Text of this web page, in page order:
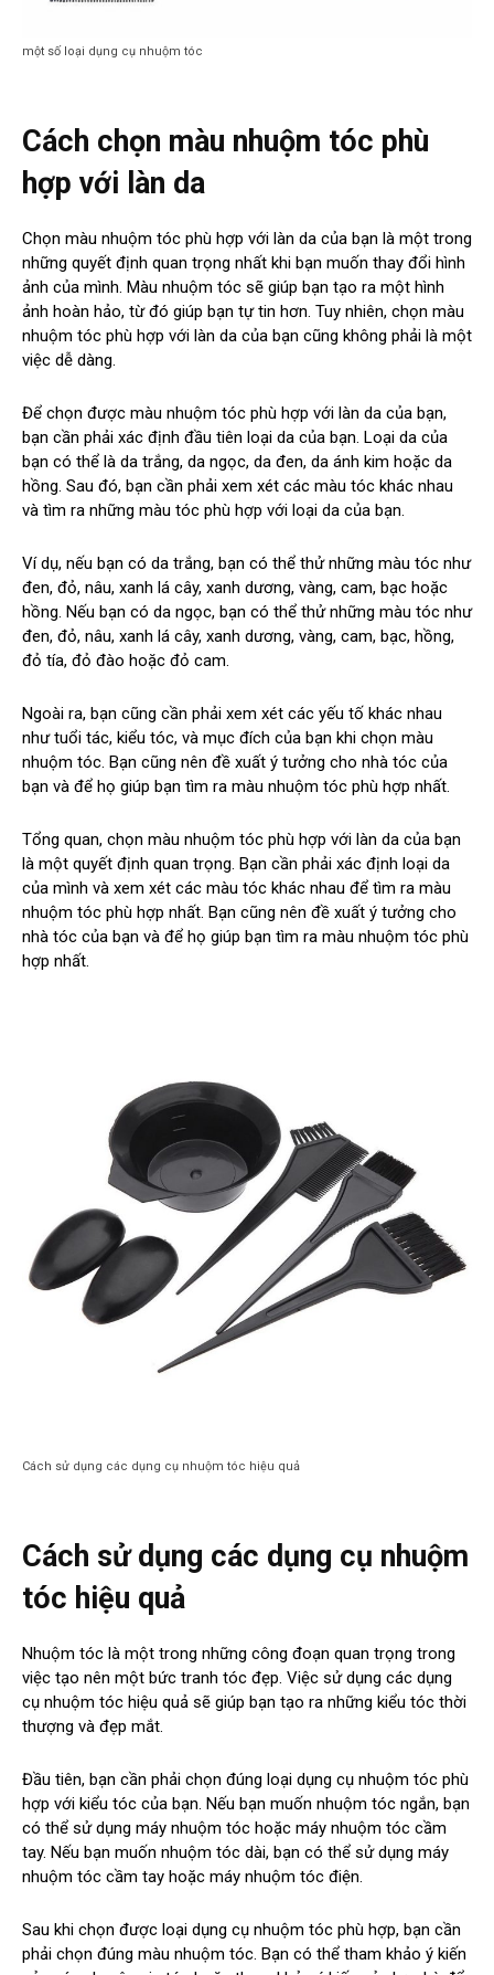
một số loại dụng cụ nhuộm tóc
Cách chọn màu nhuộm tóc phù
hợp với làn da
Chọn màu nhuộm tóc phù hợp với làn da của bạn là một trong
những quyết định quan trọng nhất khi bạn muốn thay đổi hình
ảnh của mình. Màu nhuộm tóc sẽ giúp bạn tạo ra một hình
ảnh hoàn hảo, từ đó giúp bạn tự tin hơn. Tuy nhiên, chọn màu
nhuộm tóc phù hợp với làn da của bạn cũng không phải là một
việc dễ dàng.
Để chọn được màu nhuộm tóc phù hợp với làn da của bạn,
bạn cần phải xác định đầu tiên loại da của bạn. Loại da của
bạn có thể là da trắng, da ngọc, da đen, da ánh kim hoặc da
hồng. Sau đó, bạn cần phải xem xét các màu tóc khác nhau
và tìm ra những màu tóc phù hợp với loại da của bạn.
Ví dụ, nếu bạn có da trắng, bạn có thể thử những màu tóc như
đen, đỏ, nâu, xanh lá cây, xanh dương, vàng, cam, bạc hoặc
hồng. Nếu bạn có da ngọc, bạn có thể thử những màu tóc như
đen, đỏ, nâu, xanh lá cây, xanh dương, vàng, cam, bạc, hồng,
đỏ tía, đỏ đào hoặc đỏ cam.
Ngoài ra, bạn cũng cần phải xem xét các yếu tố khác nhau
như tuổi tác, kiểu tóc, và mục đích của bạn khi chọn màu
nhuộm tóc. Bạn cũng nên đề xuất ý tưởng cho nhà tóc của
bạn và để họ giúp bạn tìm ra màu nhuộm tóc phù hợp nhất.
Tổng quan, chọn màu nhuộm tóc phù hợp với làn da của bạn
là một quyết định quan trọng. Bạn cần phải xác định loại da
của mình và xem xét các màu tóc khác nhau để tìm ra màu
nhuộm tóc phù hợp nhất. Bạn cũng nên đề xuất ý tưởng cho
nhà tóc của bạn và để họ giúp bạn tìm ra màu nhuộm tóc phù
hợp nhất.
Cách sử dụng các dụng cụ nhuộm tóc hiệu quả
Cách sử dụng các dụng cụ nhuộm
tóc hiệu quả
Nhuộm tóc là một trong những công đoạn quan trọng trong
việc tạo nên một bức tranh tóc đẹp. Việc sử dụng các dụng
cụ nhuộm tóc hiệu quả sẽ giúp bạn tạo ra những kiểu tóc thời
thượng và đẹp mắt.
Đầu tiên, bạn cần phải chọn đúng loại dụng cụ nhuộm tóc phù
hợp với kiểu tóc của bạn. Nếu bạn muốn nhuộm tóc ngắn, bạn
có thể sử dụng máy nhuộm tóc hoặc máy nhuộm tóc cầm
tay. Nếu bạn muốn nhuộm tóc dài, bạn có thể sử dụng máy
nhuộm tóc cầm tay hoặc máy nhuộm tóc điện.
Sau khi chọn được loại dụng cụ nhuộm tóc phù hợp, bạn cần
phải chọn đúng màu nhuộm tóc. Bạn có thể tham khảo ý kiến